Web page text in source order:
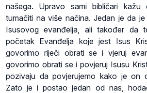
našega. Upravo sami bibličari
tumačiti na više načina. Jedan je da
Isusovog evanđelja, ali također
početak Evanđelja koje jest Isus
govorimo riječi obrati se i vjeruj
govorimo obrati se i povjeruj Isusu
pozivaju da povjerujemo kako je on
Zato je i postao jedan od nas,